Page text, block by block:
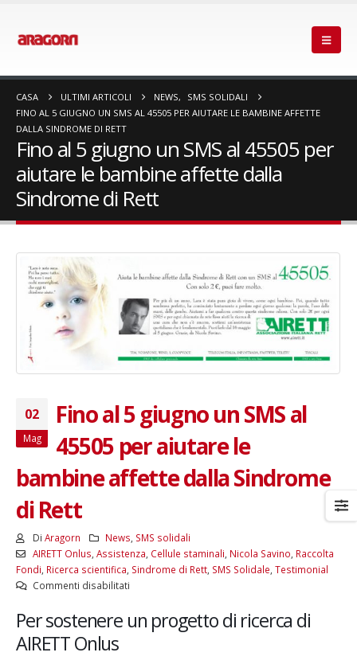
CASA ULTIMI ARTICOLI NEWS,
SMS SOLIDALI
FINO AL 5 GIUGNO UN SMS AL 45505 PER AIUTARE LE BAMBINE AFFETTE
DALLA SINDROME DI RETT
Fino al 5 giugno un SMS al 45505 per
aiutare le bambine affette dalla
Sindrome di Rett
02
Mag
Fino al 5 giugno un SMS al
45505 per aiutare le
bambine affette dalla Sindrome
di Rett
Di Aragorn News SMS solidali
AIRETT Onlus Assistenza Cellule staminali Nicola Savino Raccolta
Fondi Ricerca scientifica Sindrome di Rett SMS Solidale Testimonial
Commenti disabilitatisu
al
5
Per sostenere un progetto di ricerca di
AIRETT Onlus